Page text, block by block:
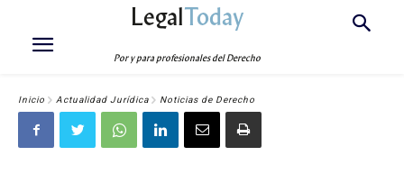
LegalToday
Por y para profesionales del Derecho
Inicio Actualidad Jurídica Noticias de Derecho